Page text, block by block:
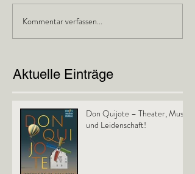
Kommentar verfassen...
Aktuelle Einträge
Don Quijote – Theater, Musik
und Leidenschaft!